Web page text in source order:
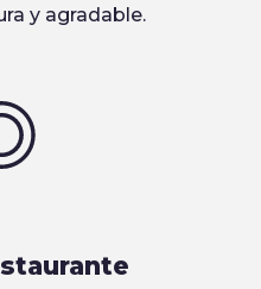
y agradable.